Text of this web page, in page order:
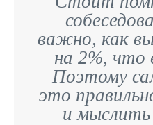
важно, как
на 2%, что
Поэтому
это
и